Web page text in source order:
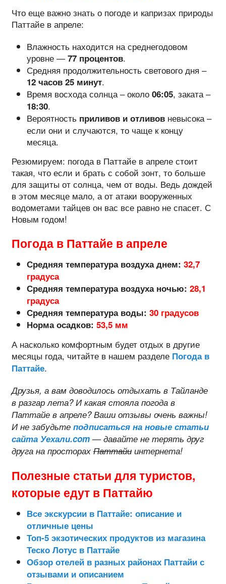
Что еще важно знать о погоде и капризах природы
Паттайе в апреле:
Влажность находится на среднегодовом
уровне — 77 процентов.
Средняя продолжительность светового дня –
12 часов 25 минут.
Время восхода солнца – около 06:05, заката –
18:30.
Вероятность приливов и отливовневысока –
если они и случаются, то чаще к концу
месяца.
Резюмируем: погода в Паттайе в апреле стоит
такая, что если и брать с собой зонт, то больше
для защиты от солнца, чем от воды. Ведь дождей
в этом месяце мало, а от атаки вооруженных
водометами тайцев он вас все равно не спасет. С
Новым годом!
Погода в Паттайе в апреле
Средняя температура воздуха днем: 32,7
градуса
Средняя температура воздуха ночью: 28,1
градуса
Средняя температура воды: 30 градусов
Норма осадков: 53,5 мм
А насколько комфортным будет отдых в другие
месяцы года, читайте в нашем разделе Погода в
Паттайе.
Друзья, а вам доводилось отдыхать в Тайланде
в разгар лета? И какая стояла погода в
Паттайе в апреле? Ваши отзывы очень важны!
И не забудьте подписаться на новые статьи
сайта Уехали.com— давайте не терять друг
друга на просторахПаттайиинтернета!
Полезные статьи для туристов,
которые едут в Паттайю
Все экскурсии в Паттайе: описание и
отличные цены
Топ-5 экзотических продуктов из магазина
Теско Лотус в Паттайе
Обзор отелей в разных районах Паттайи с
отзывами и описанием